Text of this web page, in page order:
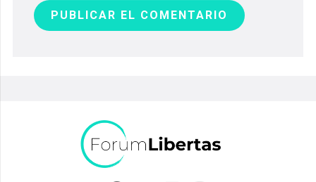
PUBLICAR EL COMENTARIO